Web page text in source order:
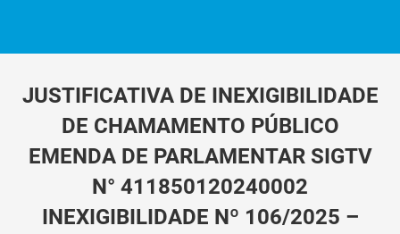
JUSTIFICATIVA DE INEXIGIBILIDADE
DE CHAMAMENTO PÚBLICO
EMENDA DE PARLAMENTAR SIGTV
N° 411850120240002
INEXIGIBILIDADE Nº 106/2025 –